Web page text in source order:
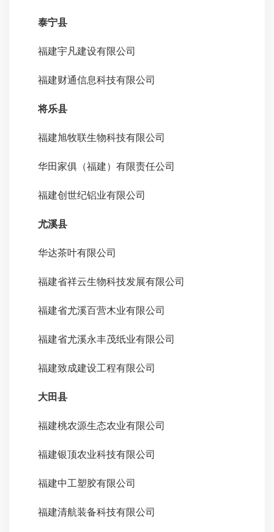
泰宁县
福建宇凡建设有限公司
福建财通信息科技有限公司
将乐县
福建旭牧联生物科技有限公司
华田家俱（福建）有限责任公司
福建创世纪铝业有限公司
尤溪县
华达茶叶有限公司
福建省祥云生物科技发展有限公司
福建省尤溪百营木业有限公司
福建省尤溪永丰茂纸业有限公司
福建致成建设工程有限公司
大田县
福建桃农源生态农业有限公司
福建银顶农业科技有限公司
福建中工塑胶有限公司
福建清航装备科技有限公司